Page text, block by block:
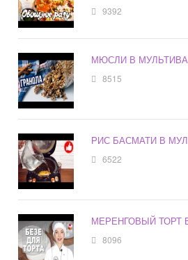
9392
МЮСЛИ В
8515
РИС БАСМАТИ В
6522
МЕРЕНГОВЫЙ ТОРТ
8096